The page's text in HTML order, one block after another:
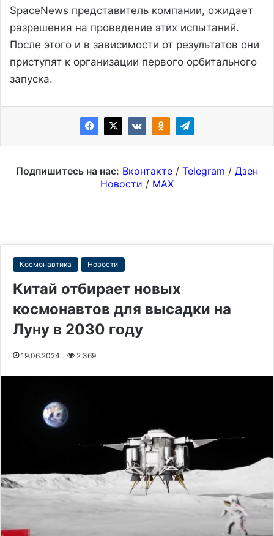
SpaceNews представитель компании, ожидает
разрешения на проведение этих испытаний.
После этого и в зависимости от результатов они
приступят к организации первого орбитального
запуска.
Подпишитесь на нас: Вконтакте / Telegram / Дзен
Новости / MAX